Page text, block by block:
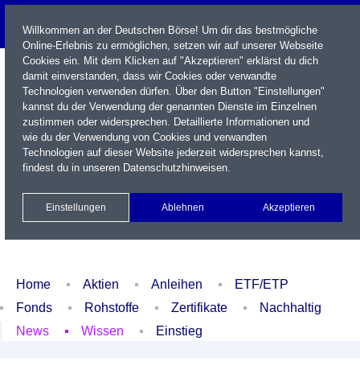
Name / WKN / ISIN / Kürzel
Newsletter Kontakt
Xetra Realtime
Watchlist Portfolio Login
Home Aktien Anleihen
ETF/ETP
Fonds
Rohstoffe Zertifikate
Nachhaltig
News
Wissen Einstieg
Willkommen an der Deutschen Börse! Um dir das bestmögliche
Online-Erlebnis zu ermöglichen, setzen wir auf unserer Webseite
Cookies ein. Mit dem Klicken auf "Akzeptieren" erklärst du dich
damit einverstanden, dass wir Cookies oder verwandte
Technologien verwenden dürfen. Über den Button "Einstellungen"
kannst du der Verwendung der genannten Dienste im Einzelnen
zustimmen oder widersprechen. Detaillierte Informationen und
wie du der Verwendung von Cookies und verwandten
Technologien auf dieser Website jederzeit widersprechen kannst,
findest du in unseren Datenschutzhinweisen.
Einstellungen Ablehnen Akzeptieren